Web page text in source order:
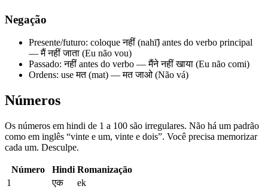
Negação
Presente/futuro: coloque नहीं (nahī̃) antes do verbo principal
— मैं नहीं जाता (Eu não vou)
Passado: नहीं antes do verbo — मैंने नहीं खाया (Eu não comi)
Ordens: use मत (mat) — मत जाओ (Não vá)
Números
Os números em hindi de 1 a 100 são irregulares. Não há um padrão
como em inglês “vinte e um, vinte e dois”. Você precisa memorizar
cada um. Desculpe.
Número Hindi Romanização
1
एक
ek